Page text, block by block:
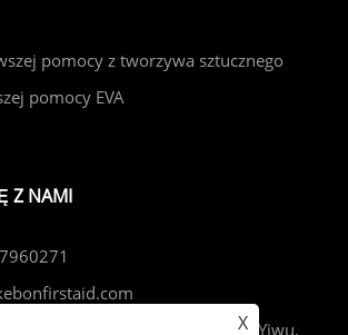
pomocy z tworzywa sztucznego
pomocy EVA
Z NAMI
Industry Park, Jiangdong Street, Yiwu,
X